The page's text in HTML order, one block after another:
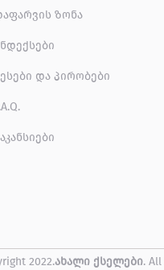
ზონა
და პირობები
2022.ახალი ქსელები.